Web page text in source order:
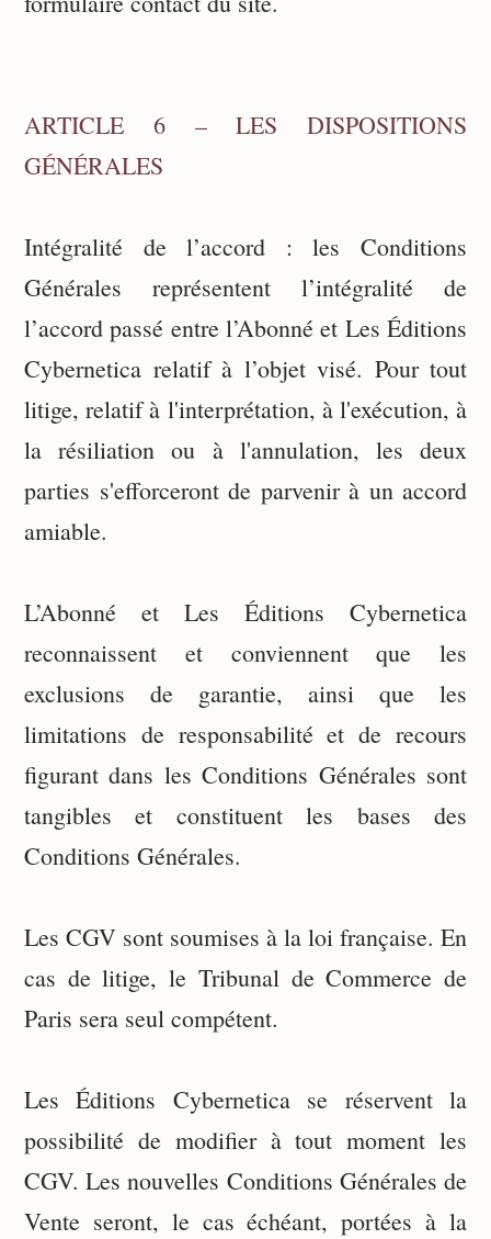
ARTICLE 6 – LES DISPOSITIONS
GÉNÉRALES
Intégralité de l’accord : les Conditions
Générales représentent l’intégralité de
l’accord passé entre l’Abonné et Les Éditions
Cybernetica relatif à l’objet visé. Pour tout
litige, relatif à l'interprétation, à l'exécution, à
la résiliation ou à l'annulation, les deux
parties s'efforceront de parvenir à un accord
amiable.
L’Abonné et Les Éditions Cybernetica
reconnaissent et conviennent que les
exclusions de garantie, ainsi que les
limitations de responsabilité et de recours
figurant dans les Conditions Générales sont
tangibles et constituent les bases des
Conditions Générales.
Les CGV sont soumises à la loi française. En
cas de litige, le Tribunal de Commerce de
Paris sera seul compétent.
Les Éditions Cybernetica se réservent la
possibilité de modifier à tout moment les
CGV. Les nouvelles Conditions Générales de
Vente seront, le cas échéant, portées à la